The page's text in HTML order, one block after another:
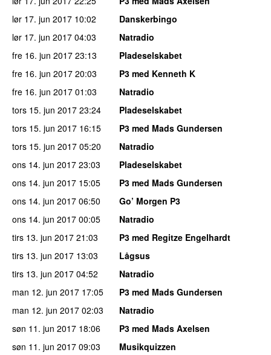
lør 17. jun 2017 10:02
Danskerbingo
lør 17. jun 2017 04:03
Natradio
fre 16. jun 2017 23:13
Pladeselskabet
fre 16. jun 2017 20:03
P3 med Kenneth K
fre 16. jun 2017 01:03
Natradio
tors 15. jun 2017 23:24
Pladeselskabet
tors 15. jun 2017 16:15
P3 med Mads Gundersen
tors 15. jun 2017 05:20
Natradio
ons 14. jun 2017 23:03
Pladeselskabet
ons 14. jun 2017 15:05
P3 med Mads Gundersen
ons 14. jun 2017 06:50
Go’ Morgen P3
ons 14. jun 2017 00:05
Natradio
tirs 13. jun 2017 21:03
P3 med Regitze Engelhardt
tirs 13. jun 2017 13:03
Lågsus
tirs 13. jun 2017 04:52
Natradio
man 12. jun 2017 17:05
P3 med Mads Gundersen
man 12. jun 2017 02:03
Natradio
søn 11. jun 2017 18:06
P3 med Mads Axelsen
søn 11. jun 2017 09:03
Musikquizzen